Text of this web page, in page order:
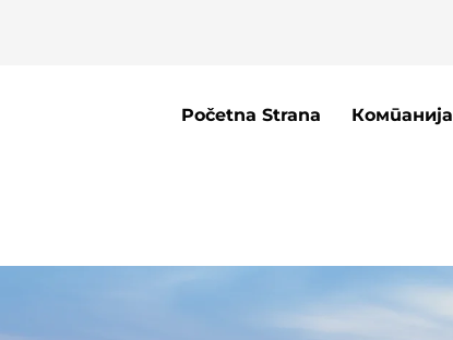
Početna Strana Компанија